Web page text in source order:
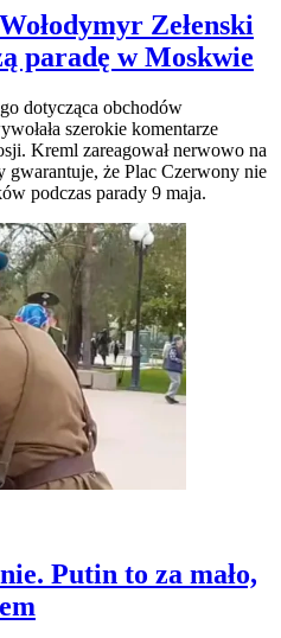
Zełenski
paradę w Moskwie
dotycząca obchodów
szerokie komentarze
Kreml zareagował nerwowo na
gwarantuje, że Plac Czerwony nie
podczas parady 9 maja.
Putin to za mało,